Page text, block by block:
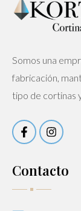
Somos una
fabricación,
tipo de cortinas
Contacto